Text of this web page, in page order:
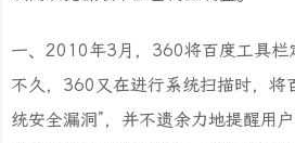
一、2010年3月，360将百度工具栏
不久，360又在进行系统扫描时，将
统安全漏洞”，并不遗余力地提醒用